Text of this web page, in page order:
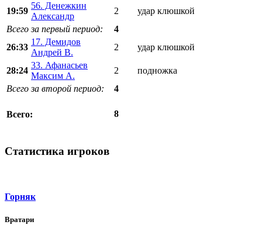
19:59
56. Денежкин
Александр
2
удар клюшкой
Всего за первый период:
4
26:33
17. Демидов
Андрей В.
2 удар клюшкой
28:24
33. Афанасьев
Максим А.
2
подножка
Всего за второй период:
4
Всего: 8
Статистика игроков
Горняк
Вратари